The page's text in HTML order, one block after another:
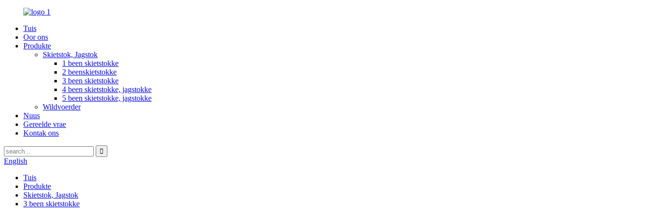
Tuis
Oor ons
Produkte
Skietstok, Jagstok
1 been skietstokke
2 beenskietstokke
3 been skietstokke
4 been skietstokke, jagstokke
5 been skietstokke, jagstokke
Wildvoerder
Nuus
Gereelde vrae
Kontak ons
English
Tuis
Produkte
Skietstok, Jagstok
3 been skietstokke